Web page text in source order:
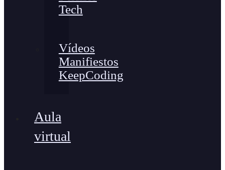
Tech
Vídeos
Manifiestos
KeepCoding
Aula
virtual